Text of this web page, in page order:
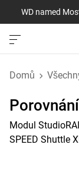
WD named
Domů
Modul
SPEED Shuttle